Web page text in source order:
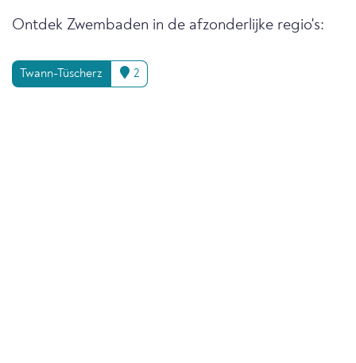
Ontdek Zwembaden in de afzonderlijke regio's:
Twann-Tüscherz 2